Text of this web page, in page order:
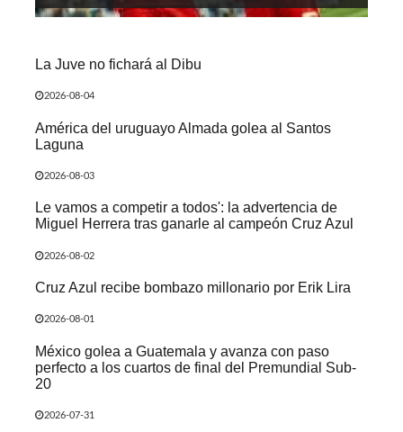
La Juve no fichará al Dibu
2026-08-04
América del uruguayo Almada golea al Santos
Laguna
2026-08-03
Le vamos a competir a todos': la advertencia de
Miguel Herrera tras ganarle al campeón Cruz Azul
2026-08-02
Cruz Azul recibe bombazo millonario por Erik Lira
2026-08-01
México golea a Guatemala y avanza con paso
perfecto a los cuartos de final del Premundial Sub-
20
2026-07-31